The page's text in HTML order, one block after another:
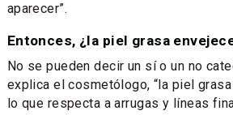
aparecer”.
Entonces, ¿la piel grasa
No se pueden decir un sí o un no
explica el cosmetólogo, “la piel
lo que respecta a arrugas y líneas